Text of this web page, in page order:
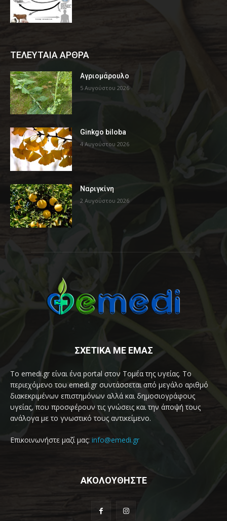
ΤΕΛΕΥΤΑΙΑ ΑΡΘΡΑ
Αγριομάρουλο
5 Αυγούστου 2026
Ginkgo biloba
4 Αυγούστου 2026
Ναριγκίνη
2 Αυγούστου 2026
ΣΧΕΤΙΚΑ ΜΕ ΕΜΑΣ
Το emedi.gr είναι ένα portal στον Τομέα της υγείας. Το
περιεχόμενο του emedi.gr συντάσσεται από μεγάλο αριθμό
διακεκριμένων επιστημόνων αλλά και δημοσιογράφους
υγείας, που προσφέρουν τις γνώσεις και την άποψή τους
ανάλογα με το γνωστικό τους αντικείμενο.
Επικοινωνήστε μαζί μας: info@emedi.gr
ΑΚΟΛΟΥΘΗΣΤΕ